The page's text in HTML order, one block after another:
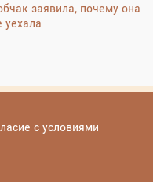
заявила, почему она
уехала
с условиями